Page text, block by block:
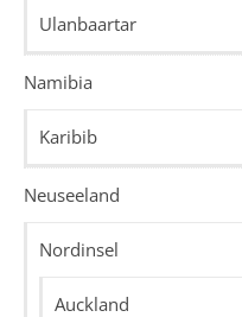
Ulanbaartar
Namibia
Karibib
Neuseeland
Nordinsel
Auckland